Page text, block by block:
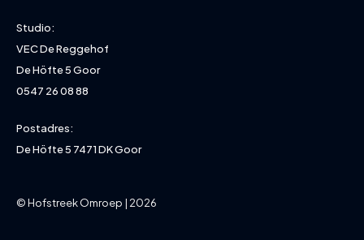
Studio:
VEC De Reggehof
De Höfte 5 Goor
0547 26 08 88
Postadres:
De Höfte 5 7471 DK Goor
© Hofstreek Omroep | 2026